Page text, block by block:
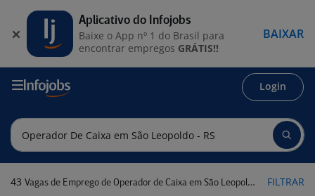
Login
43 Vagas de Emprego de Operador de Caixa em São Leopoldo - RS FILTRAR
Aplicativo do Infojobs
Baixe o App nº 1 do Brasil para
encontrar empregos GRÁTIS!!
BAIXAR